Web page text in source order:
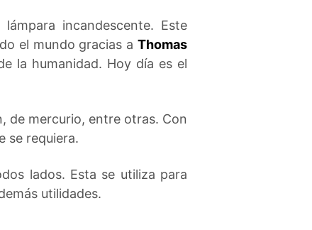
lámpara incandescente. Este
el mundo gracias aThomas
la humanidad. Hoy día es el
de mercurio, entre otras. Con
se requiera.
lados. Esta se utiliza para
utilidades.